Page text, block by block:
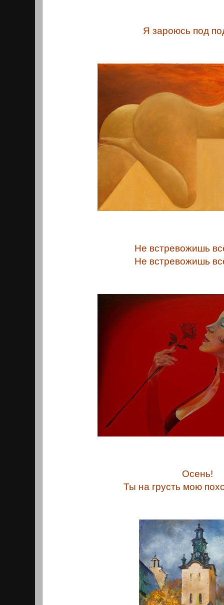
Я зароюсь под
Не встревожишь
Не встревожишь
Осень!
Ты на грусть мою